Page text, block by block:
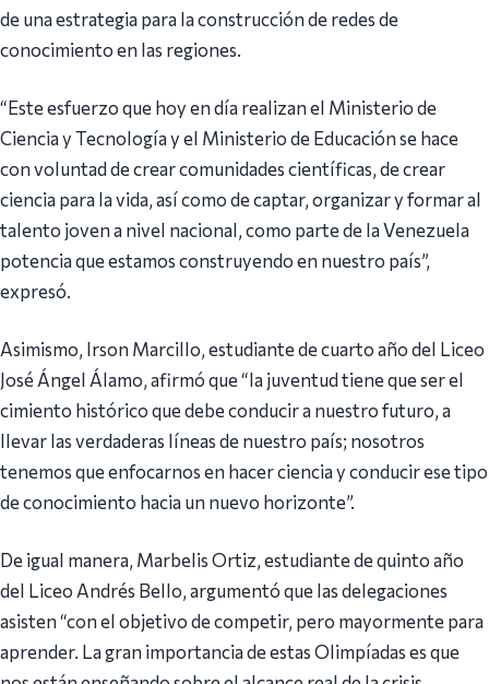
de una estrategia para la construcción de redes de
conocimiento en las regiones.
“Este esfuerzo que hoy en día realizan el Ministerio de
Ciencia y Tecnología y el Ministerio de Educación se hace
con voluntad de crear comunidades científicas, de crear
ciencia para la vida, así como de captar, organizar y formar al
talento joven a nivel nacional, como parte de la Venezuela
potencia que estamos construyendo en nuestro país”,
expresó.
Asimismo, Irson Marcillo, estudiante de cuarto año del Liceo
José Ángel Álamo, afirmó que “la juventud tiene que ser el
cimiento histórico que debe conducir a nuestro futuro, a
llevar las verdaderas líneas de nuestro país; nosotros
tenemos que enfocarnos en hacer ciencia y conducir ese tipo
de conocimiento hacia un nuevo horizonte”.
De igual manera, Marbelis Ortiz, estudiante de quinto año
del Liceo Andrés Bello, argumentó que las delegaciones
asisten “con el objetivo de competir, pero mayormente para
aprender. La gran importancia de estas Olimpíadas es que